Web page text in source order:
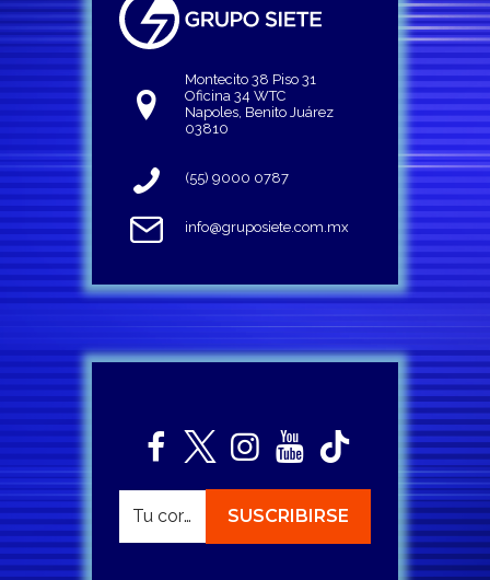
Montecito 38 Piso 31
Oficina 34 WTC
Napoles, Benito Juárez
03810
(55) 9000 0787
info@gruposiete.com.mx